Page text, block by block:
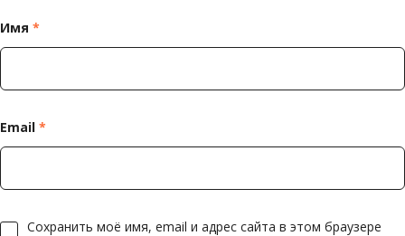
Имя *
Email *
Сохранить моё имя, email и адрес сайта в этом браузере